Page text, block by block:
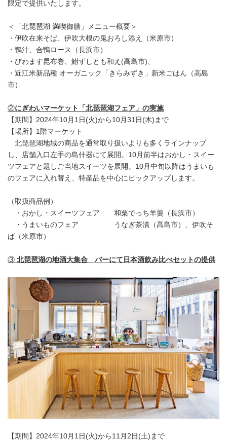
限定で提供いたします。
＜「北琵琶湖 満喫御膳」メニュー概要＞
・伊吹在来そば、伊吹大根の鬼おろし添え（米原市）
・鴨汁、合鴨ロース（長浜市）
・びわます昆布巻、鮒ずしとも和え(高島市)、
・近江米新品種 オーガニック「きらみずき」新米ごはん（高島
市）
②にぎわいマーケット「北琵琶湖フェア」の実施
【期間】2024年10月1日(火)から10月31日(木)まで
【場所】1階マーケット
北琵琶湖地域の商品を通常取り扱いよりも多くラインナップ
し、店舗入口左手の島什器にて展開。10月前半はおかし・スイー
ツフェアと題しご当地スイーツを展開。10月中旬以降はうまいも
のフェアに入れ替え、特産品を中心にピックアップします。
（取扱商品例）
・おかし・スイーツフェア 和栗でっち羊羹（長浜市）
・うまいものフェア うなぎ茶漬（高島市）、伊吹そ
ば（米原市）
③ 北琵琶湖の地酒大集合 バーにて日本酒飲み比べセットの提供
【期間】2024年10月1日(火)から11月2日(土)まで